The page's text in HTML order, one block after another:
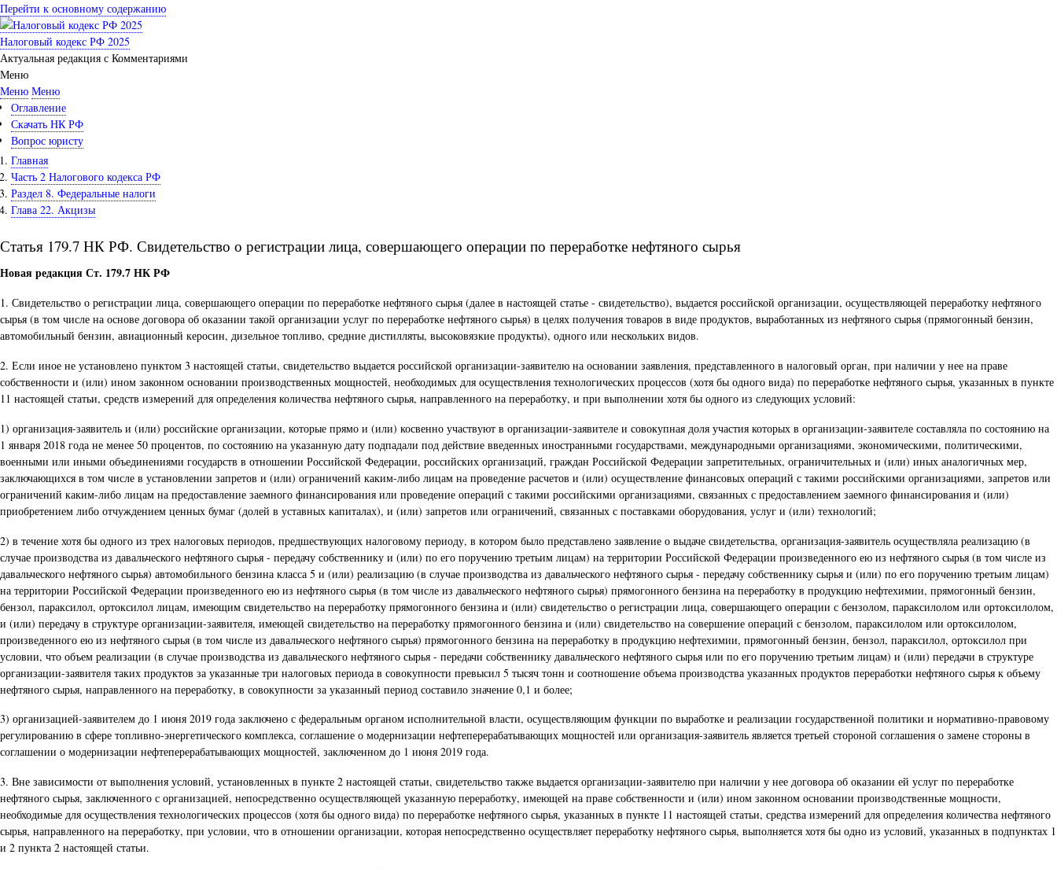
Перейти к основному содержанию
Налоговый кодекс РФ 2025
Актуальная редакция с Комментариями
Меню
Меню Меню
Оглавление
Скачать НК РФ
Вопрос юристу
Главная
Часть 2 Налогового кодекса РФ
Раздел 8. Федеральные налоги
Глава 22. Акцизы
Статья 179.7 НК РФ. Свидетельство о регистрации лица, совершающего операции по переработке нефтяного сырья
Новая редакция Ст. 179.7 НК РФ
1. Свидетельство о регистрации лица, совершающего операции по переработке нефтяного сырья (далее в настоящей статье - свидетельство), выдается российской организации, осуществляющей переработку нефтяного
сырья (в том числе на основе договора об оказании такой организации услуг по переработке нефтяного сырья) в целях получения товаров в виде продуктов, выработанных из нефтяного сырья (прямогонный бензин,
автомобильный бензин, авиационный керосин, дизельное топливо, средние дистилляты, высоковязкие продукты), одного или нескольких видов.
2. Если иное не установлено пунктом 3 настоящей статьи, свидетельство выдается российской организации-заявителю на основании заявления, представленного в налоговый орган, при наличии у нее на праве
собственности и (или) ином законном основании производственных мощностей, необходимых для осуществления технологических процессов (хотя бы одного вида) по переработке нефтяного сырья, указанных в пункте
11 настоящей статьи, средств измерений для определения количества нефтяного сырья, направленного на переработку, и при выполнении хотя бы одного из следующих условий:
1) организация-заявитель и (или) российские организации, которые прямо и (или) косвенно участвуют в организации-заявителе и совокупная доля участия которых в организации-заявителе составляла по состоянию на
1 января 2018 года не менее 50 процентов, по состоянию на указанную дату подпадали под действие введенных иностранными государствами, международными организациями, экономическими, политическими,
военными или иными объединениями государств в отношении Российской Федерации, российских организаций, граждан Российской Федерации запретительных, ограничительных и (или) иных аналогичных мер,
заключающихся в том числе в установлении запретов и (или) ограничений каким-либо лицам на проведение расчетов и (или) осуществление финансовых операций с такими российскими организациями, запретов или
ограничений каким-либо лицам на предоставление заемного финансирования или проведение операций с такими российскими организациями, связанных с предоставлением заемного финансирования и (или)
приобретением либо отчуждением ценных бумаг (долей в уставных капиталах), и (или) запретов или ограничений, связанных с поставками оборудования, услуг и (или) технологий;
2) в течение хотя бы одного из трех налоговых периодов, предшествующих налоговому периоду, в котором было представлено заявление о выдаче свидетельства, организация-заявитель осуществляла реализацию (в
случае производства из давальческого нефтяного сырья - передачу собственнику и (или) по его поручению третьим лицам) на территории Российской Федерации произведенного ею из нефтяного сырья (в том числе из
давальческого нефтяного сырья) автомобильного бензина класса 5 и (или) реализацию (в случае производства из давальческого нефтяного сырья - передачу собственнику сырья и (или) по его поручению третьим лицам)
на территории Российской Федерации произведенного ею из нефтяного сырья (в том числе из давальческого нефтяного сырья) прямогонного бензина на переработку в продукцию нефтехимии, прямогонный бензин,
бензол, параксилол, ортоксилол лицам, имеющим свидетельство на переработку прямогонного бензина и (или) свидетельство о регистрации лица, совершающего операции с бензолом, параксилолом или ортоксилолом,
и (или) передачу в структуре организации-заявителя, имеющей свидетельство на переработку прямогонного бензина и (или) свидетельство на совершение операций с бензолом, параксилолом или ортоксилолом,
произведенного ею из нефтяного сырья (в том числе из давальческого нефтяного сырья) прямогонного бензина на переработку в продукцию нефтехимии, прямогонный бензин, бензол, параксилол, ортоксилол при
условии, что объем реализации (в случае производства из давальческого нефтяного сырья - передачи собственнику давальческого нефтяного сырья или по его поручению третьим лицам) и (или) передачи в структуре
организации-заявителя таких продуктов за указанные три налоговых периода в совокупности превысил 5 тысяч тонн и соотношение объема производства указанных продуктов переработки нефтяного сырья к объему
нефтяного сырья, направленного на переработку, в совокупности за указанный период составило значение 0,1 и более;
3) организацией-заявителем до 1 июня 2019 года заключено с федеральным органом исполнительной власти, осуществляющим функции по выработке и реализации государственной политики и нормативно-правовому
регулированию в сфере топливно-энергетического комплекса, соглашение о модернизации нефтеперерабатывающих мощностей или организация-заявитель является третьей стороной соглашения о замене стороны в
соглашении о модернизации нефтеперерабатывающих мощностей, заключенном до 1 июня 2019 года.
3. Вне зависимости от выполнения условий, установленных в пункте 2 настоящей статьи, свидетельство также выдается организации-заявителю при наличии у нее договора об оказании ей услуг по переработке
нефтяного сырья, заключенного с организацией, непосредственно осуществляющей указанную переработку, имеющей на праве собственности и (или) ином законном основании производственные мощности,
необходимые для осуществления технологических процессов (хотя бы одного вида) по переработке нефтяного сырья, указанных в пункте 11 настоящей статьи, средства измерений для определения количества нефтяного
сырья, направленного на переработку, при условии, что в отношении организации, которая непосредственно осуществляет переработку нефтяного сырья, выполняется хотя бы одно из условий, указанных в подпунктах 1
и 2 пункта 2 настоящей статьи.